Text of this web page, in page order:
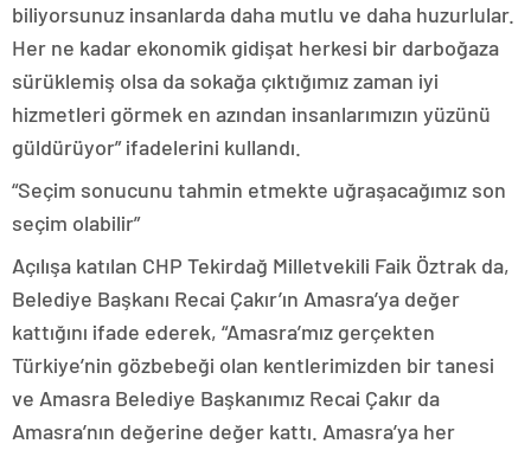
biliyorsunuz insanlarda daha mutlu ve daha huzurlular.
Her ne kadar ekonomik gidişat herkesi bir darboğaza
sürüklemiş olsa da sokağa çıktığımız zaman iyi
hizmetleri görmek en azından insanlarımızın yüzünü
güldürüyor” ifadelerini kullandı.
“Seçim sonucunu tahmin etmekte uğraşacağımız son
seçim olabilir”
Açılışa katılan CHP Tekirdağ Milletvekili Faik Öztrak da,
Belediye Başkanı Recai Çakır’ın Amasra’ya değer
kattığını ifade ederek, “Amasra’mız gerçekten
Türkiye’nin gözbebeği olan kentlerimizden bir tanesi
ve Amasra Belediye Başkanımız Recai Çakır da
Amasra’nın değerine değer kattı. Amasra’ya her